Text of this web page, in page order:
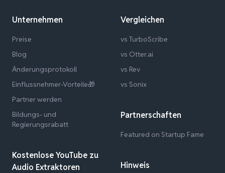
Unternehmen
Preise
Blog
Änderungsprotokoll
Einflussnehmer-Vorteile🎁
Partner werden
Bildungs- und
Regierungsrabatt
Kostenlose YouTube zu
Audio Extraktoren
Vergleichen
vs TurboScribe
vs Otter.ai
vs Rev
vs Sonix
Partnerschaften
Featured on Startup Fame
Hinweis